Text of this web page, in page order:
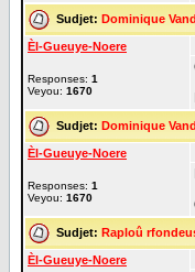
Sudjet: Dominique
Èl-Gueuye-Noere
Responses: 1
Veyou: 1670
Sudjet: Dominique
Èl-Gueuye-Noere
Responses: 1
Veyou: 1670
Sudjet: Raploû
Èl-Gueuye-Noere